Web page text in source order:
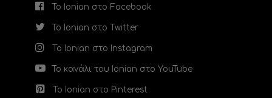
Το Ionian στο Facebook
Το Ionian στο Twitter
Το Ionian στο Instagram
Το κανάλι του Ionian στο YouTube
Το Ionian στο Pinterest